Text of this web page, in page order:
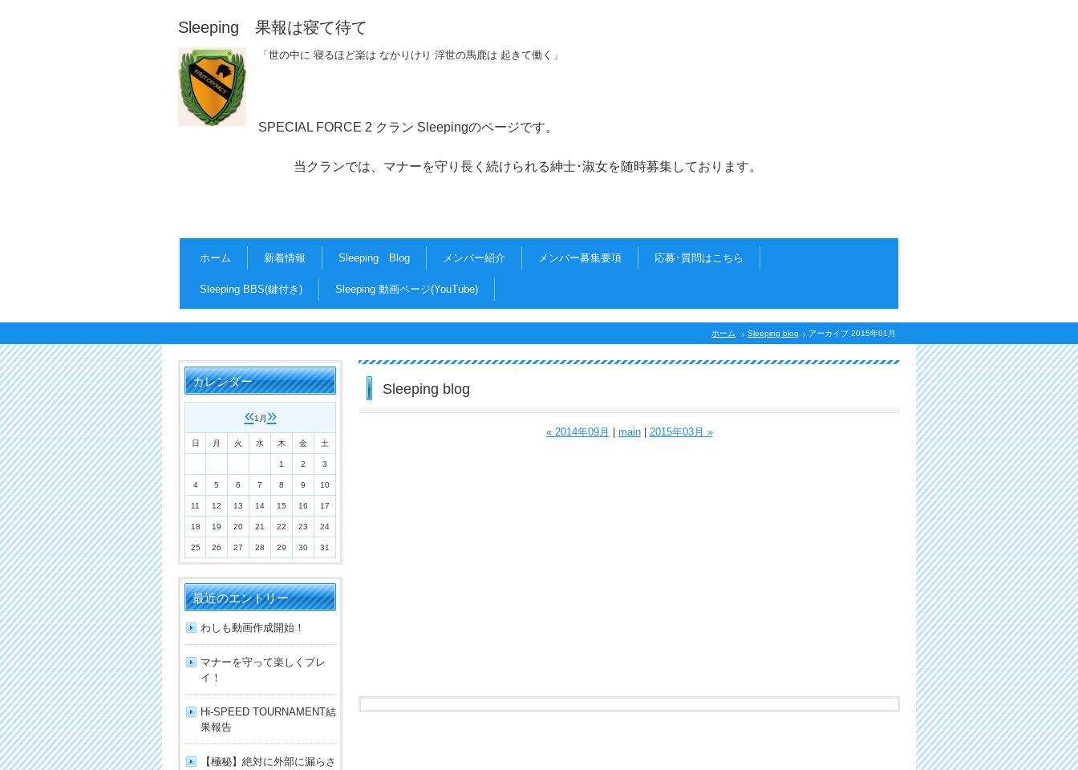
Sleeping 果報は寝て待て
「世の中に 寝るほど楽は なかりけり 浮世の馬鹿は 起きて働く」
SPECIAL FORCE 2 クラン Sleepingのページです。
当クランでは、マナーを守り長く続けられる紳士･淑女を随時募集しております。
ホーム 新着情報 Sleeping Blog メンバー紹介 メンバー募集要項 応募･質問はこちら
Sleeping BBS(鍵付き) Sleeping 動画ページ(YouTube)
ホーム Sleeping blog アーカイブ 2015年01月
Sleeping blog
« 2014年09月 main| 2015年03月 »
カレンダー
«1月 »
日 月 火 水 木 金 土
1 2 3
4 5 6 7 8 9 10
11 12 13 14 15 16 17
18 19 20 21 22 23 24
25 26 27 28 29 30 31
最近のエントリー
わしも動画作成開始！
マナーを守って楽しくプレ
イ！
Hi-SPEED TOURNAMENT結
果報告
【極秘】絶対に外部に漏らさ